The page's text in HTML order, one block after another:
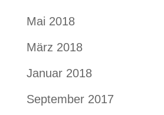
Mai 2018
März 2018
Januar 2018
September 2017